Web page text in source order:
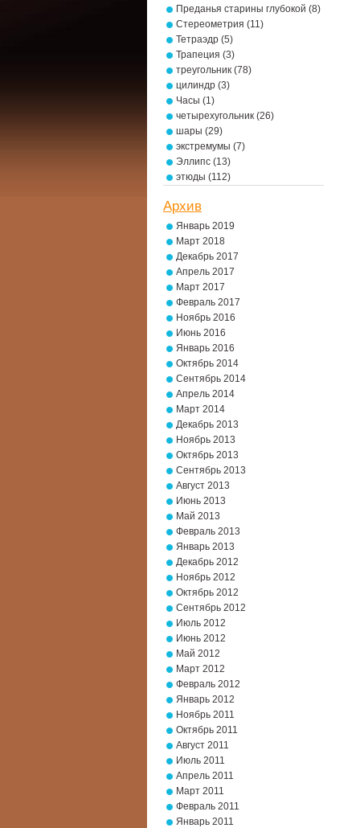
Преданья старины глубокой (8)
Стереометрия (11)
Тетраэдр (5)
Трапеция (3)
треугольник (78)
цилиндр (3)
Часы (1)
четырехугольник (26)
шары (29)
экстремумы (7)
Эллипс (13)
этюды (112)
Архив
Январь 2019
Март 2018
Декабрь 2017
Апрель 2017
Март 2017
Февраль 2017
Ноябрь 2016
Июнь 2016
Январь 2016
Октябрь 2014
Сентябрь 2014
Апрель 2014
Март 2014
Декабрь 2013
Ноябрь 2013
Октябрь 2013
Сентябрь 2013
Август 2013
Июнь 2013
Май 2013
Февраль 2013
Январь 2013
Декабрь 2012
Ноябрь 2012
Октябрь 2012
Сентябрь 2012
Июль 2012
Июнь 2012
Май 2012
Март 2012
Февраль 2012
Январь 2012
Ноябрь 2011
Октябрь 2011
Август 2011
Июль 2011
Апрель 2011
Март 2011
Февраль 2011
Январь 2011